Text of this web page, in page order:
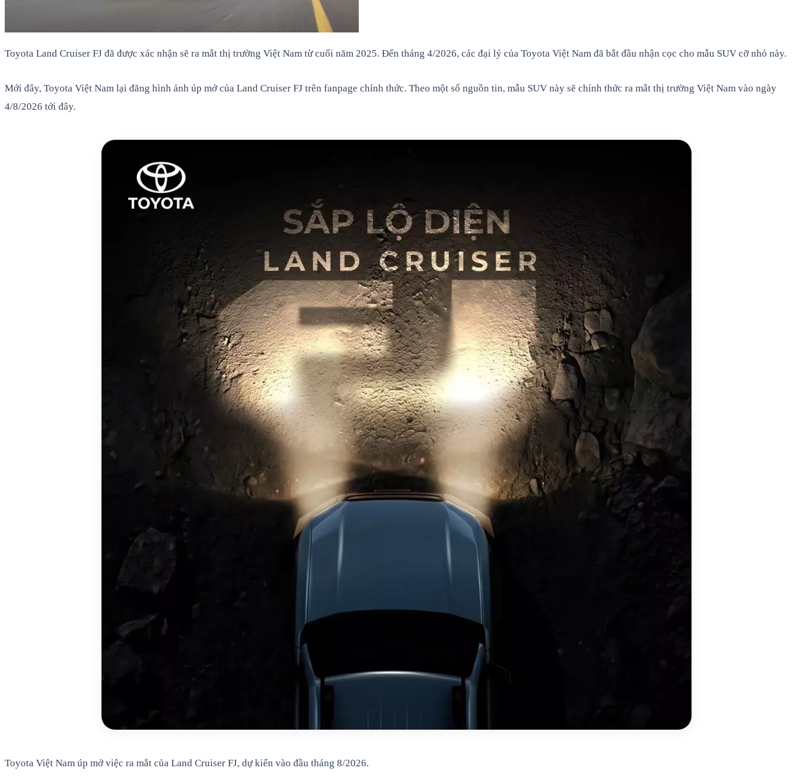
Toyota Land Cruiser FJ đã được xác nhận sẽ ra mắt thị trường Việt Nam từ cuối năm 2025. Đến tháng 4/2026, các đại lý của Toyota Việt Nam đã bắt đầu nhận cọc cho mẫu SUV cỡ nhỏ này.
Mới đây, Toyota Việt Nam lại đăng hình ảnh úp mở của Land Cruiser FJ trên fanpage chính thức. Theo một số nguồn tin, mẫu SUV này sẽ chính thức ra mắt thị trường Việt Nam vào ngày
4/8/2026 tới đây.
Toyota Việt Nam úp mở việc ra mắt của Land Cruiser FJ, dự kiến vào đầu tháng 8/2026.